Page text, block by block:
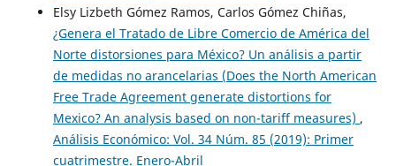
Elsy Lizbeth Gómez Ramos, Carlos Gómez Chiñas,
¿Genera el Tratado de Libre Comercio de América del
Norte distorsiones para México? Un análisis a partir
de medidas no arancelarias (Does the North American
Free Trade Agreement generate distortions for
Mexico? An analysis based on non-tariff measures) ,
Análisis Económico: Vol. 34 Núm. 85 (2019): Primer
cuatrimestre. Enero-Abril